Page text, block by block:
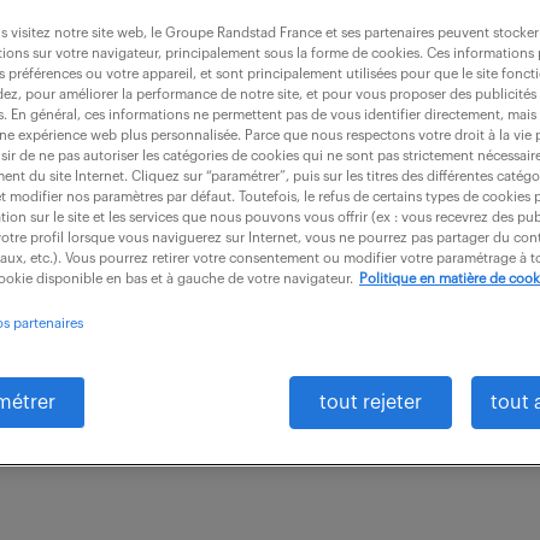
(f/h)
(92) CDI 40 000 - 45 000 € / an
Juridique, vous rejoignez une équipe à taille
l'organisation sont indispensables pour
différentes...
visitez notre site web, le Groupe Randstad France et ses partenaires peuvent
sur votre navigateur, principalement sous la forme de cookies. Ces informations
préférences ou votre appareil, et sont principalement utilisées pour que le site
pour améliorer la performance de notre site, et pour vous proposer des publicités
En général, ces informations ne permettent pas de vous identifier directement,
expérience web plus personnalisée. Parce que nous respectons votre droit à la vie
de ne pas autoriser les catégories de cookies qui ne sont pas strictement
du site Internet. Cliquez sur “paramétrer”, puis sur les titres des différentes
modifier nos paramètres par défaut. Toutefois, le refus de certains types de cookies
sur le site et les services que nous pouvons vous offrir (ex : vous recevrez des
profil lorsque vous naviguerez sur Internet, vous ne pourrez pas partager du
etc.). Vous pourrez retirer votre consentement ou modifier votre paramétrage à
disponible en bas et à gauche de votre navigateur.
Politique en matière de
partenaires
tout rejeter tout